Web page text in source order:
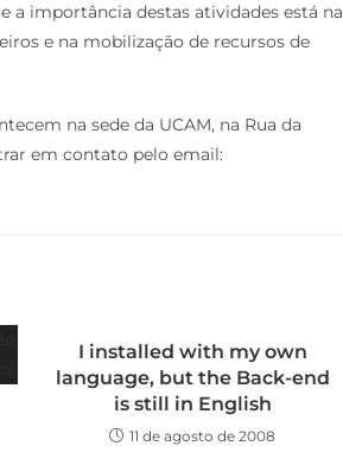
a importância destas atividades está na
e na mobilização de recursos de
na sede da UCAM, na Rua da
em contato pelo email:
I installed with my own
language, but the Back-end
is still in English
11 de agosto de 2008